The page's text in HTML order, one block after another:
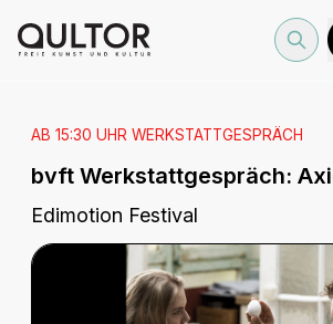
AB 15:30 UHR WERKSTATTGESPRÄCH
bvft Werkstattgespräch:
Edimotion Festival